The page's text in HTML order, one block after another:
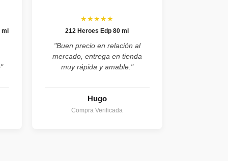
★★★★★
212 Heroes Edp 80 ml
"Buen precio en relación al
mercado, entrega en tienda
muy rápida y amable."
Hugo
Compra Verificada